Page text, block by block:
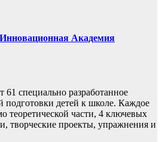
Академия
специально разработанное
подготовки детей к школе. Каждое
теоретической части, 4 ключевых
творческие проекты, упражнения и